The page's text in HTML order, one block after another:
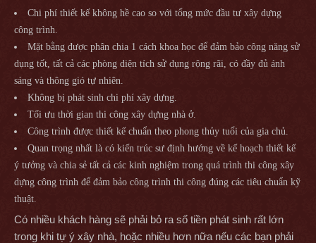
Chi phí thiết kế không hề cao so với tổng mức đầu tư xây dựng
công trình.
Mặt bằng được phân chia 1 cách khoa học để đảm bảo công năng sử
dụng tốt, tất cả các phòng diện tích sử dụng rộng rãi, có đầy đủ ánh
sáng và thông gió tự nhiên.
Không bị phát sinh chi phí xây dựng.
Tối ưu thời gian thi công xây dựng nhà ở.
Công trình được thiết kế chuẩn theo phong thủy tuổi của gia chủ.
Quan trọng nhất là có kiến trúc sư định hướng về kế hoạch thiết kế
ý tưởng và chia sẻ tất cả các kinh nghiệm trong quá trình thi công xây
dựng công trình để đảm bảo công trình thi công đúng các tiêu chuẩn kỹ
thuật.
Có nhiều khách hàng sẽ phải bỏ ra số tiền phát sinh rất lớn
trong khi tự ý xây nhà, hoặc nhiều hơn nữa nếu các bạn phải